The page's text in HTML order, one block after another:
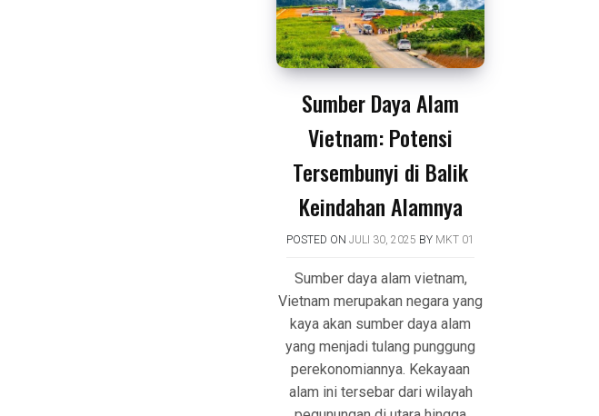
Sumber Daya Alam
Vietnam: Potensi
Tersembunyi di Balik
Keindahan Alamnya
POSTED ONJULI 30, 2025 BY MKT 01
Sumber daya alam vietnam,
Vietnam merupakan negara yang
kaya akan sumber daya alam
yang menjadi tulang punggung
perekonomiannya. Kekayaan
alam ini tersebar dari wilayah